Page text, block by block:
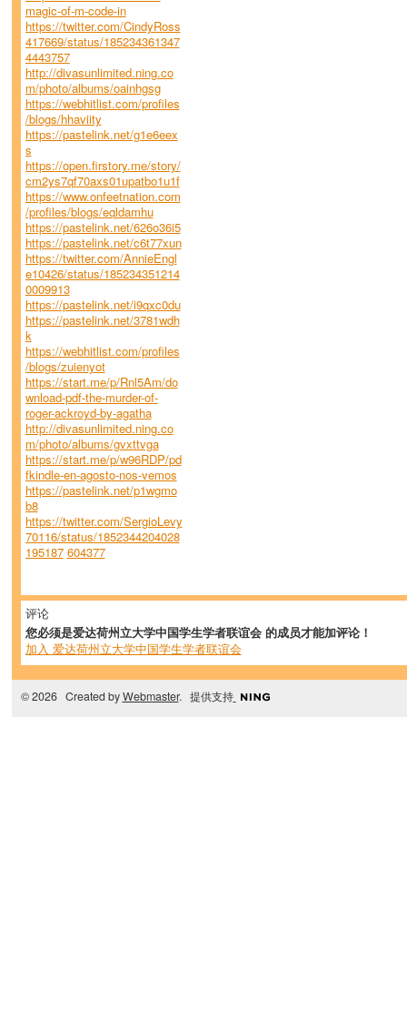
magic-of-m-code-in
https://twitter.com/CindyRoss
417669/status/185234361347
4443757
http://divasunlimited.ning.co
m/photo/albums/oainhgsg
https://webhitlist.com/profiles
/blogs/hhaviity
https://pastelink.net/g1e6eex
s
https://open.firstory.me/story/
cm2ys7qf70axs01upatbo1u1f
https://www.onfeetnation.com
/profiles/blogs/eqldamhu
https://pastelink.net/626o36i5
https://pastelink.net/c6t77xun
https://twitter.com/AnnieEngl
e10426/status/185234351214
0009913
https://pastelink.net/i9qxc0du
https://pastelink.net/3781wdh
k
https://webhitlist.com/profiles
/blogs/zuienyot
https://start.me/p/Rnl5Am/do
wnload-pdf-the-murder-of-
roger-ackroyd-by-agatha
http://divasunlimited.ning.co
m/photo/albums/gvxttvga
https://start.me/p/w96RDP/pd
fkindle-en-agosto-nos-vemos
https://pastelink.net/p1wgmo
b8
https://twitter.com/SergioLevy
70116/status/1852344204028
195187 604377
评论
您必须是爱达荷州立大学中国学生学者联谊会 的成员才能加评论！
加入 爱达荷州立大学中国学生学者联谊会
© 2026 Created byWebmaster. 提供支持